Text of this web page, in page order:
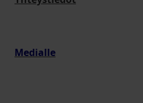
Medialle